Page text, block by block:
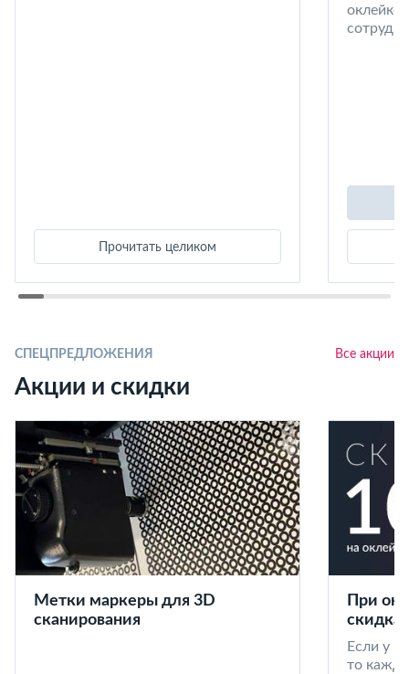
Прочитать целиком
оклейке
СПЕЦПРЕДЛОЖЕНИЯ Все акции
Акции и скидки
Метки маркеры для 3D
сканирования
При
скидка
Если у
то